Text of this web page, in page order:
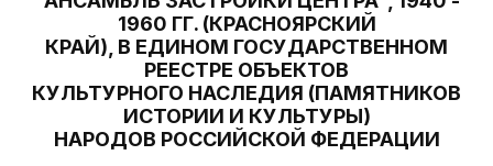
1960 ГГ. (КРАСНОЯРСКИЙ
КРАЙ), В ЕДИНОМ ГОСУДАРСТВЕННОМ
РЕЕСТРЕ ОБЪЕКТОВ
КУЛЬТУРНОГО НАСЛЕДИЯ (ПАМЯТНИКОВ
ИСТОРИИ И КУЛЬТУРЫ)
НАРОДОВ РОССИЙСКОЙ ФЕДЕРАЦИИ